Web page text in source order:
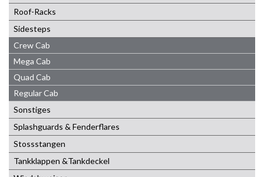
Roof-Racks
Sidesteps
Crew Cab
Mega Cab
Quad Cab
Regular Cab
Sonstiges
Splashguards & Fenderflares
Stossstangen
Tankklappen &Tankdeckel